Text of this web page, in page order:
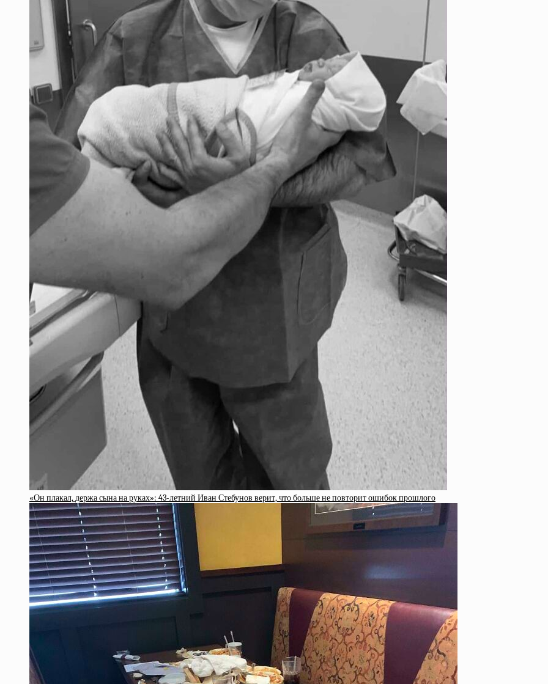
«Он плакал, держа сына на руках»: 43-летний Иван Стебунов верит, что больше не повторит ошибок прошлого